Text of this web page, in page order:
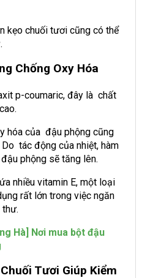
kẹo chuối tươi cũng có thể
Chống Oxy Hóa
p-coumaric, đây là chất
hóa của đậu phộng cũng
tác động của nhiệt, hàm
phộng sẽ tăng lên.
nhiều vitamin E, một loại
rất lớn trong việc ngăn
thư.
Hà] Nơi mua bột đậu
Tươi Giúp Kiểm